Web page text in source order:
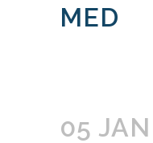
MED
05 JAN